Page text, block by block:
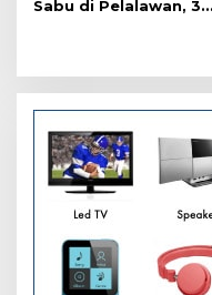
Sabu di Pelalawan, 3